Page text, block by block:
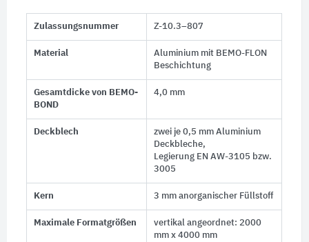
Zulassungsnummer Z-10.3–807
Material
Aluminium mit BEMO-FLON
Beschichtung
Gesamtdicke von BEMO-
BOND
4,0 mm
Deckblech
zwei je 0,5 mm Aluminium
Deckbleche,
Legierung EN AW-3105 bzw.
3005
Kern 3 mm anorganischer Füllstoff
Maximale Formatgrößen
vertikal angeordnet: 2000
mm x 4000 mm